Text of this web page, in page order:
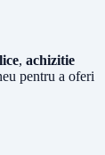
, achizitie
pentru a oferi